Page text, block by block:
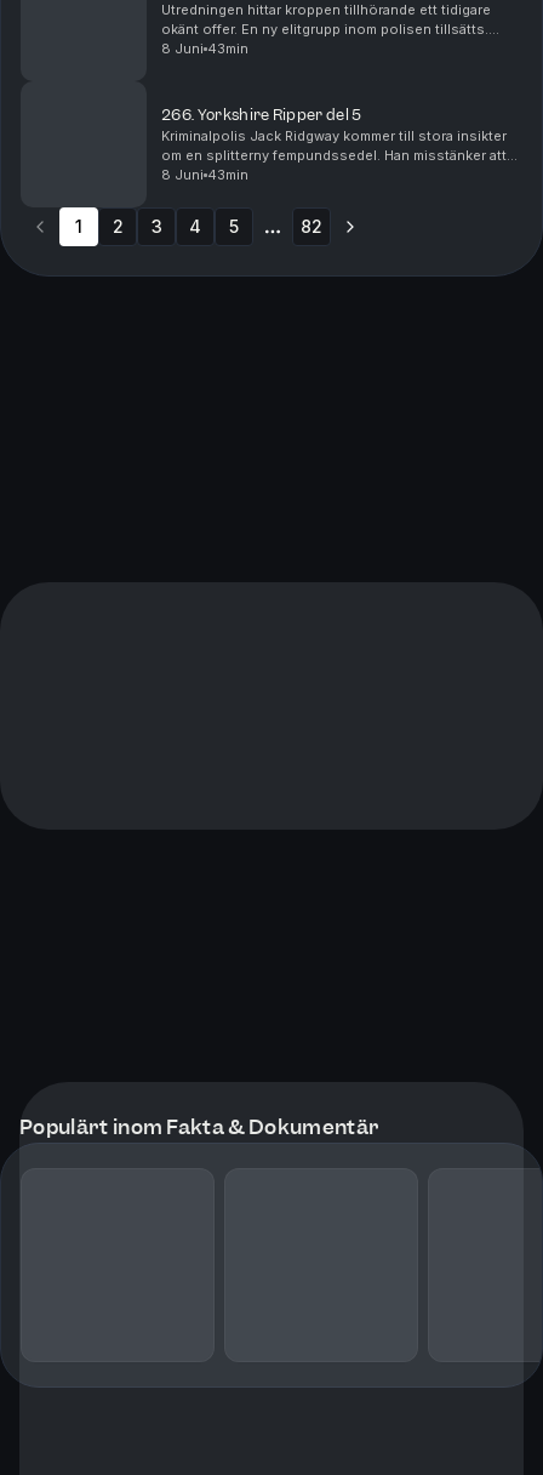
Utredningen hittar kroppen tillhörande ett tidigare
okänt offer. En ny elitgrupp inom polisen tillsätts.
Därefter faller ytterligare en ung kvinna offer för
8 Juni 43min
266. Yorkshire Ripper del 5
Kriminalpolis Jack Ridgway kommer till stora insikter
om en splitterny fempundssedel. Han misstänker att
den möjligtvis kan leda den nu grevskapsomfattande
8 Juni 43min
1 2 3 4 5 82
Populärt inom Fakta & Dokumentär